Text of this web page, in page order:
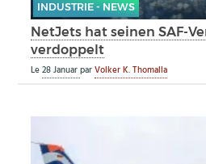
AERO-KULTUR
INDUSTRIE - NEWS
NetJets hat seinen SAF-
verdoppelt
Le28 JanuarparVolker K. Thomalla